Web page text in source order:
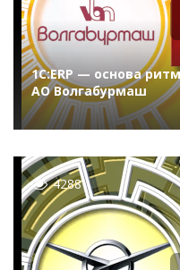
1С:ERP — основа
АО Волгабурмаш
4288